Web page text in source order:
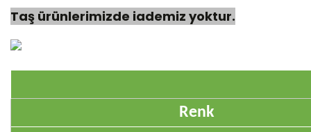
Taş ürünlerimizde iademiz yoktur.
Renk